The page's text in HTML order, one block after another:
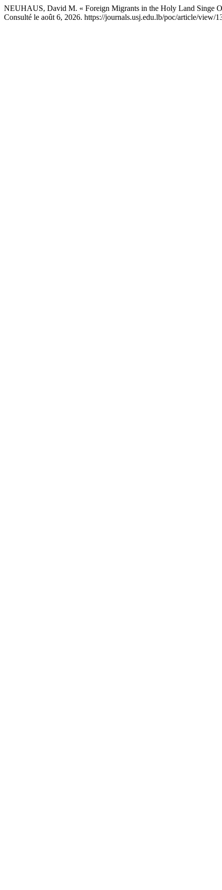
NEUHAUS, David M. « Foreign Migrants in the Holy Land Singe
Consulté le août 6, 2026. https://journals.usj.edu.lb/poc/article/view/